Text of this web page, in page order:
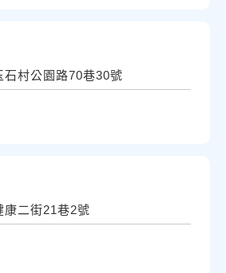
石村公園路70巷30號
康二街21巷2號